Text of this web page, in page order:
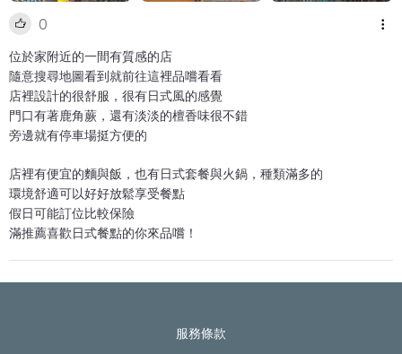
0
位於家附近的一間有質感的店
隨意搜尋地圖看到就前往這裡品嚐看看
店裡設計的很舒服，很有日式風的感覺
門口有著鹿角蕨，還有淡淡的檀香味很不錯
旁邊就有停車場挺方便的
店裡有便宜的麵與飯，也有日式套餐與火鍋，種類滿多的
環境舒適可以好好放鬆享受餐點
假日可能訂位比較保險
滿推薦喜歡日式餐點的你來品嚐！
服務條款